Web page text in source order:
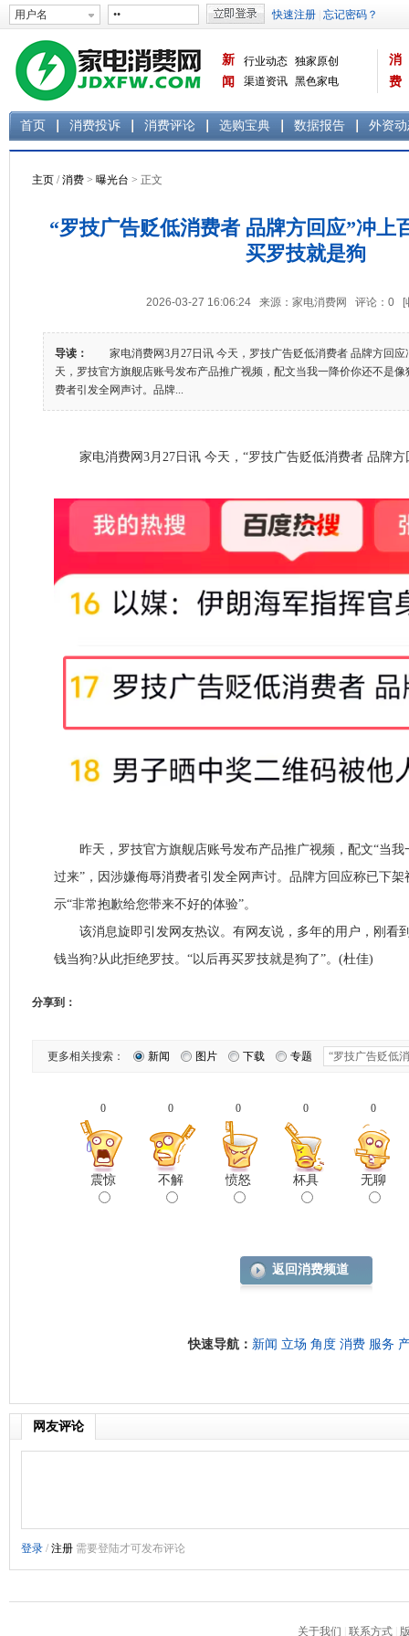
新
闻
行业动态 独家原创
渠道资讯 黑色家电
消
费
首页 消费投诉 消费评论 选购宝典 数据报告 外资
主页 /消费 > 曝光台 > 正文
“罗技广告贬低消费者 品牌方回应”冲上
买罗技就是狗
2026-03-27 16:06:24 来源：家电消费网 评论： 0 [
导读：
家电消费网3月27日讯 今天，罗技广告贬低消费者 品牌
天，罗技官方旗舰店账号发布产品推广视频，配文当我一降价你还不是
费者引发全网声讨。品牌...
家电消费网3月27日讯 今天，“罗技广告贬低消费者 品牌方
昨天，罗技官方旗舰店账号发布产品推广视频，配文“当我
过来”，因涉嫌侮辱消费者引发全网声讨。品牌方回应称已下
示“非常抱歉给您带来不好的体验”。‌‌
该消息旋即引发网友热议。有网友说，多年的用户，刚看
钱当狗?从此拒绝罗技。“以后再买罗技就是狗了”。(杜佳)
分享到：
更多相关搜索： 新闻 图片 下载 专题
0
震惊
0
不解
0
愤怒
0
杯具
0
无聊
返回消费频道
快速导航： 新闻 立场 角度 消费 服务
网友评论
关于我们 联系方式